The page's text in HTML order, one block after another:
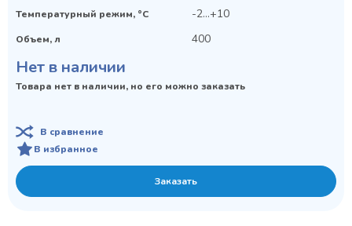
Температурный режим, °C -2...+10
Объем, л 400
Нет в наличии
Товара нет в наличии, но его можно заказать
В сравнение
В избранное
Заказать